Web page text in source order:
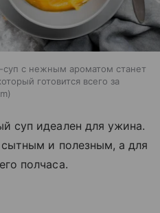
с нежным ароматом станет
готовится всего за
суп идеален для ужина.
и полезным, а для
полчаса.